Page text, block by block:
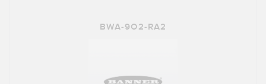
BWA-9O2-RA2